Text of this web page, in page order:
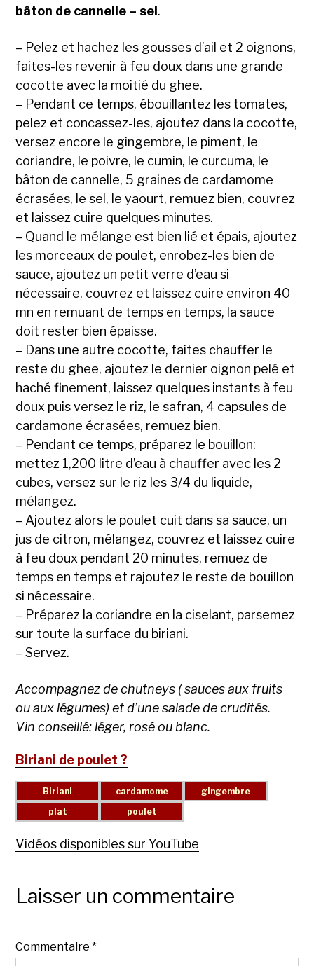
bâton de cannelle – sel .
– Pelez et hachez les gousses d’ail et 2 oignons,
faites-les revenir à feu doux dans une grande
cocotte avec la moitié du ghee.
– Pendant ce temps, ébouillantez les tomates,
pelez et concassez-les, ajoutez dans la cocotte,
versez encore le gingembre, le piment, le
coriandre, le poivre, le cumin, le curcuma, le
bâton de cannelle, 5 graines de cardamome
écrasées, le sel, le yaourt, remuez bien, couvrez
et laissez cuire quelques minutes.
– Quand le mélange est bien lié et épais, ajoutez
les morceaux de poulet, enrobez-les bien de
sauce, ajoutez un petit verre d’eau si
nécessaire, couvrez et laissez cuire environ 40
mn en remuant de temps en temps, la sauce
doit rester bien épaisse.
– Dans une autre cocotte, faites chauffer le
reste du ghee, ajoutez le dernier oignon pelé et
haché finement, laissez quelques instants à feu
doux puis versez le riz, le safran, 4 capsules de
cardamone écrasées, remuez bien.
– Pendant ce temps, préparez le bouillon:
mettez 1,200 litre d’eau à chauffer avec les 2
cubes, versez sur le riz les 3/4 du liquide,
mélangez.
– Ajoutez alors le poulet cuit dans sa sauce, un
jus de citron, mélangez, couvrez et laissez cuire
à feu doux pendant 20 minutes, remuez de
temps en temps et rajoutez le reste de bouillon
si nécessaire.
– Préparez la coriandre en la ciselant, parsemez
sur toute la surface du biriani.
– Servez.
Accompagnez de chutneys ( sauces aux fruits
ou aux légumes) et d’une salade de crudités.
Vin conseillé: léger, rosé ou blanc.
Biriani de poulet ?
Vidéos disponibles sur YouTube
Laisser un commentaire
Commentaire*